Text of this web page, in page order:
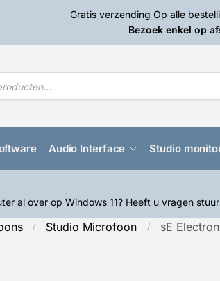
Gratis verzending Op alle
Bezoek enkel op
Audio Interface Studio
al over op Windows 11? Heeft u vragen
/ Studio Microfoon / sE